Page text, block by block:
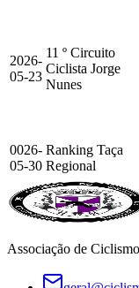
2026-
05-23
11 º Circuito
Ciclista Jorge
Nunes
0026-
05-30
Ranking Taça
Regional
Associação de